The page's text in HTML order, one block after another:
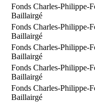
Fonds Charles-Philippe-
Baillairgé
Fonds Charles-Philippe-
Baillairgé
Fonds Charles-Philippe-
Baillairgé
Fonds Charles-Philippe-
Baillairgé
Fonds Charles-Philippe-
Baillairgé